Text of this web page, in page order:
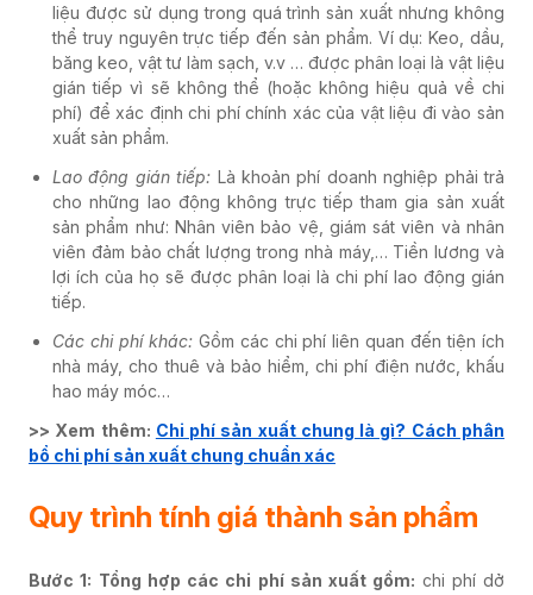
liệu được sử dụng trong quá trình sản xuất nhưng không
thể truy nguyên trực tiếp đến sản phẩm. Ví dụ: Keo, dầu,
băng keo, vật tư làm sạch, v.v … được phân loại là vật liệu
gián tiếp vì sẽ không thể (hoặc không hiệu quả về chi
phí) để xác định chi phí chính xác của vật liệu đi vào sản
xuất sản phẩm.
Lao động gián tiếp: Là khoản phí doanh nghiệp phải trả
cho những lao động không trực tiếp tham gia sản xuất
sản phẩm như: Nhân viên bảo vệ, giám sát viên và nhân
viên đảm bảo chất lượng trong nhà máy,… Tiền lương và
lợi ích của họ sẽ được phân loại là chi phí lao động gián
tiếp.
Các chi phí khác:Gồm các chi phí liên quan đến tiện ích
nhà máy, cho thuê và bảo hiểm, chi phí điện nước, khấu
hao máy móc…
>> Xem thêm: Chi phí sản xuất chung là gì? Cách phân
bổ chi phí sản xuất chung chuẩn xác
Quy trình tính giá thành sản phẩm
Bước 1: Tổng hợp các chi phí sản xuất gồm: chi phí dở